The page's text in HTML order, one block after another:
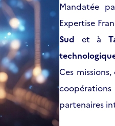
Mandatée
Expertise
Sud et à
Ces
partenaires